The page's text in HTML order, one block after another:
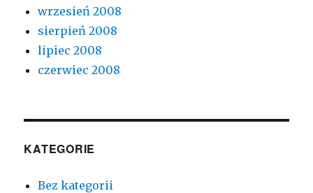
wrzesień 2008
sierpień 2008
lipiec 2008
czerwiec 2008
KATEGORIE
Bez kategorii